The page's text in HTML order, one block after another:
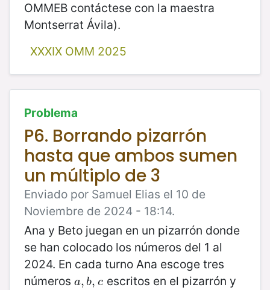
OMMEB contáctese con la maestra
Montserrat Ávila).
XXXIX OMM 2025
Problema
P6. Borrando pizarrón
hasta que ambos sumen
un múltiplo de 3
Enviado por Samuel Elias el 10 de
Noviembre de 2024 - 18:14.
Ana y Beto juegan en un pizarrón donde
se han colocado los números del 1 al
2024. En cada turno Ana escoge tres
números a, b, c
a,b,c escritos en el pizarrón y